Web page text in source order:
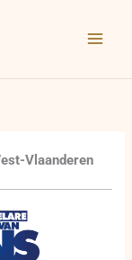
Vlaanderen